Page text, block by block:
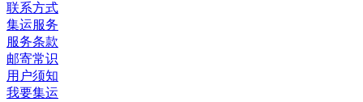
联系方式
集运服务
服务条款
邮寄常识
用户须知
我要集运